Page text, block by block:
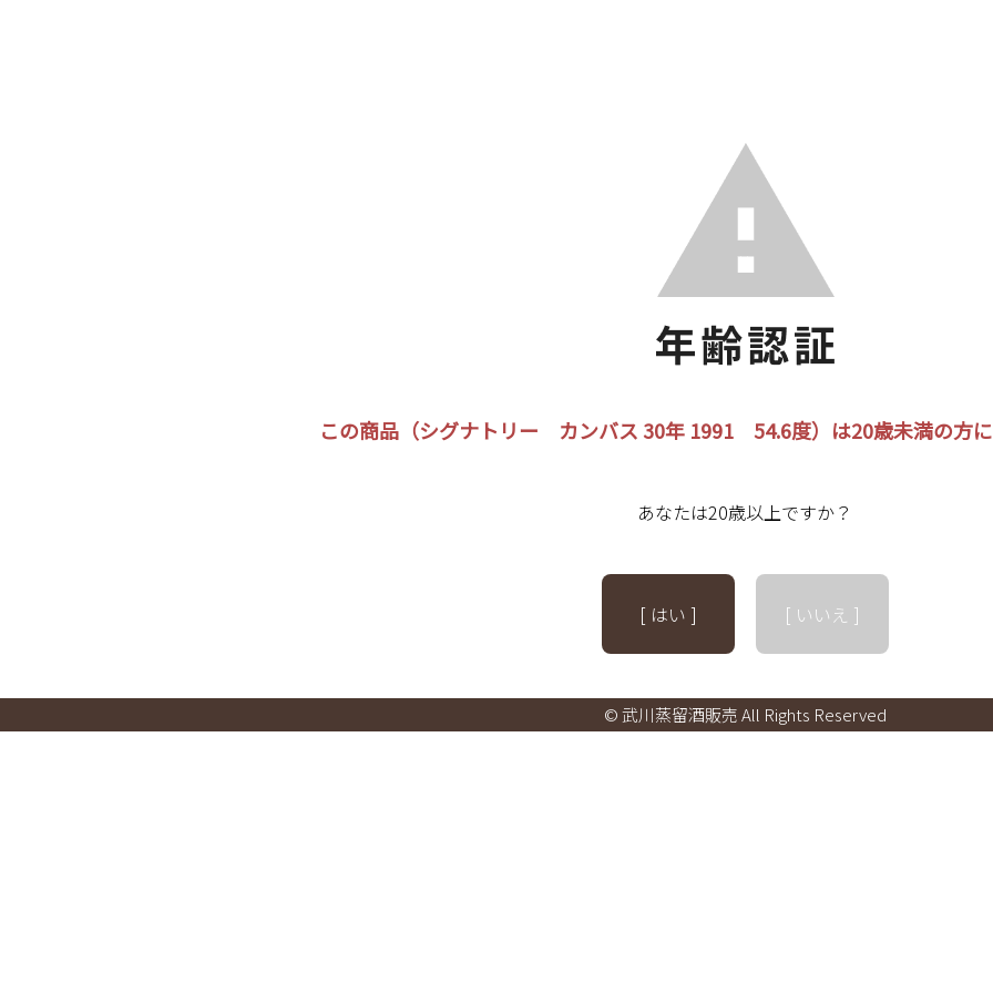
この商品（シグナトリー カンバス 30年 1991 54.6度）は20歳未満の方に
あなたは20歳以上ですか？
[ はい ] [ いいえ ]
© 武川蒸留酒販売 All Rights Reserved